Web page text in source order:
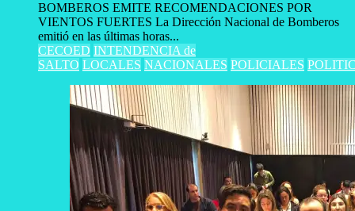
BOMBEROS EMITE RECOMENDACIONES POR
VIENTOS FUERTES La Dirección Nacional de Bomberos
emitió en las últimas horas...
CECOED INTENDENCIA de
SALTO LOCALES NACIONALES POLICIALES